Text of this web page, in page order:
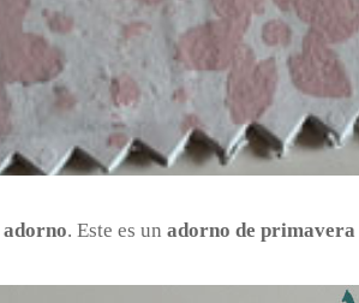
adorno. Este es un adorno de primavera